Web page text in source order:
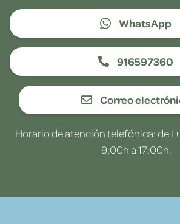
WhatsApp
916597360
Correo
Horario de atención telefónica: de
9:00h a 17:00h.